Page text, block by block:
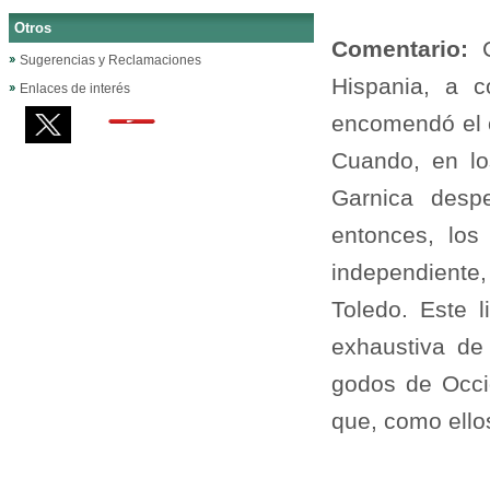
Otros
Sugerencias y Reclamaciones
Enlaces de interés
Comentario:
Hispania, a
encomendó
Cuando, en
Garnica
entonces,
Toledo. Este
exhaustiva
godos de
que, como